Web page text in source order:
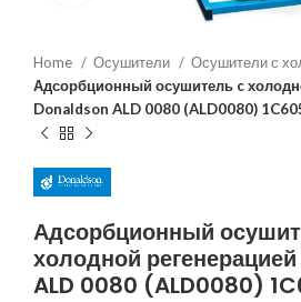
Home Осушители
Осушители с
Адсорбционный осушитель c
Donaldson ALD 0080 (ALD0080)
Адсорбционный
холодной
ALD 0080 (ALD0080)